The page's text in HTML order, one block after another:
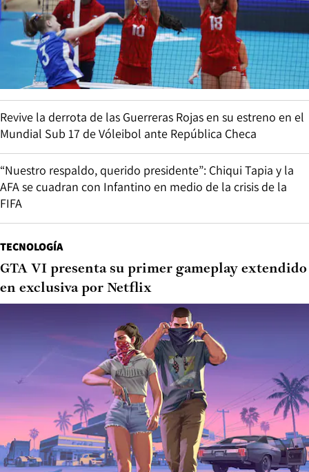
Revive la derrota de las Guerreras Rojas en su estreno en el
Mundial Sub 17 de Vóleibol ante República Checa
“Nuestro respaldo, querido presidente”: Chiqui Tapia y la
AFA se cuadran con Infantino en medio de la crisis de la
FIFA
TECNOLOGÍA
GTA VI presenta su primer gameplay extendido
en exclusiva por Netflix